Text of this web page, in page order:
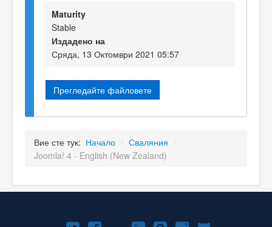
Maturity
Stable
Издадено на
Сряда, 13 Октомври 2021 05:57
Прегледайте файловете
Вие сте тук: Начало / Сваляния /
Joomla! 4 - English (New Zealand)